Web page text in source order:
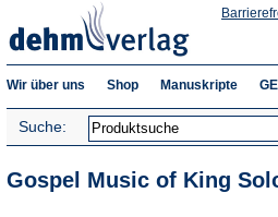
Wir über uns Shop Manuskripte
Suche:
Gospel Music of King